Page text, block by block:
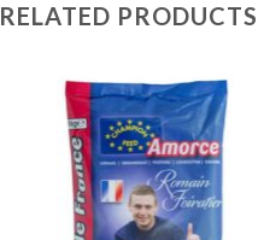
RELATED PRODUCTS